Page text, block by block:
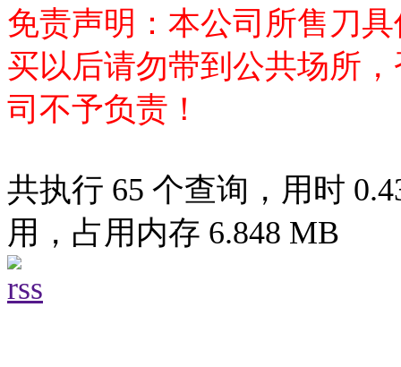
免责声明：本公司所售刀
买以后请勿带到公共场所
司不予负责！
共执行 65 个查询，用时
用，占用内存 6.848 MB